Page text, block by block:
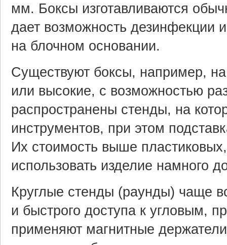
мм. Боксы изготавливаются
дает возможность дезинфекции
на блочном основании.
Существуют боксы, например,
или высокие, с возможностью
распространены стенды, на
инструментов, при этом
Их стоимость выше
использовать изделие намного
Круглые стенды (раунды) чаще
и быстрого доступа к угловым,
применяют магнитные